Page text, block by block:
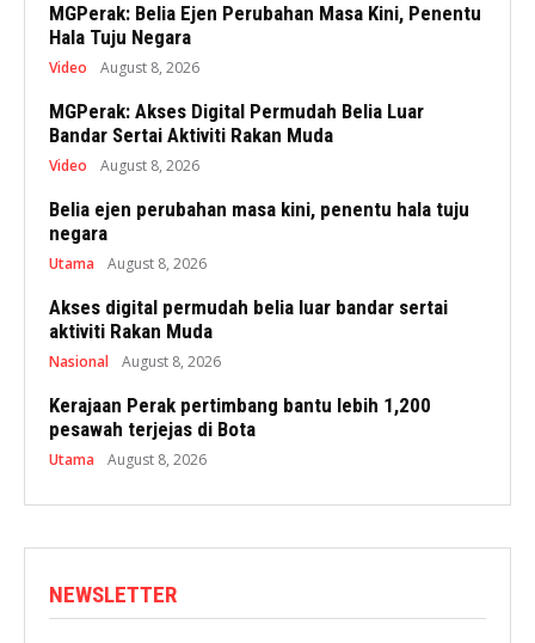
MGPerak: Belia Ejen Perubahan Masa Kini, Penentu
Hala Tuju Negara
Video August 8, 2026
MGPerak: Akses Digital Permudah Belia Luar
Bandar Sertai Aktiviti Rakan Muda
Video August 8, 2026
Belia ejen perubahan masa kini, penentu hala tuju
negara
Utama August 8, 2026
Akses digital permudah belia luar bandar sertai
aktiviti Rakan Muda
Nasional August 8, 2026
Kerajaan Perak pertimbang bantu lebih 1,200
pesawah terjejas di Bota
Utama August 8, 2026
NEWSLETTER